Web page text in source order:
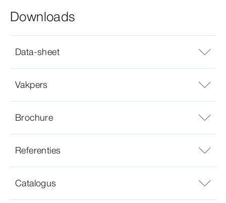
Downloads
Data-sheet
Vakpers
Brochure
Referenties
Catalogus